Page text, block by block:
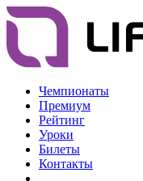
Чемпионаты
Премиум
Рейтинг
Уроки
Билеты
Контакты